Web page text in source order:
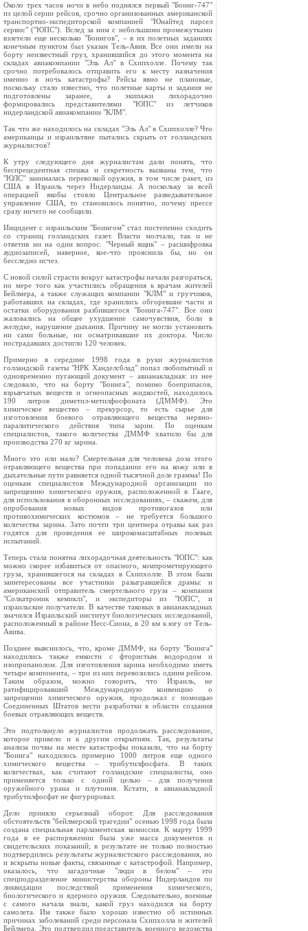
Около трех часов ночи в небо поднялся первый "Боинг-747"
из целой серии рейсов, срочно организованных американской
транспортно-экспедиторской компанией "Юнайтед парсел
сервис" ("ЮПС"). Вслед за ним с небольшими промежутками
взлетели еще несколько "Боингов", – в их полетных заданиях
конечным пунктом был указан Тель-Авив. Все они имели на
борту неизвестный груз, хранившийся до этого момента на
складах авиакомпании "Эль Ал" в Схипхолле. Почему так
срочно потребовалось отправить его к месту назначения
именно в ночь катастрофы? Рейсы явно не плановые,
поскольку стало известно, что полетные карты и задания не
подготовлены заранее, а экипажи лихорадочно
формировались представителями "ЮПС" из летчиков
нидерландской авиакомпании "КЛМ".
Так что же находилось на складах "Эль Ал" в Схипхолле? Что
американцы и израильтяне пытались скрыть от голландских
журналистов?
К утру следующего дня журналистам дали понять, что
беспрецедентная спешка и секретность вызваны тем, что
"ЮЛС" занималась перевозкой оружия, в том числе ракет, из
США в Израиль через Нидерланды. А поскольку за всей
операцией якобы стояло Центральное разведывательное
управление США, то становилось понятно, почему прессе
сразу ничего не сообщили.
Инцидент с израильским "Боингом" стал постепенно сходить
со страниц голландских газет. Власти молчали, так и не
ответив ни на один вопрос. "Черный ящик" – расшифровка
аудиозаписей, наверное, кое-что прояснила бы, но он
бесследно исчез.
С новой силой страсти вокруг катастрофы начали разгораться,
по мере того как участились обращения к врачам жителей
Бейлмера, а также служащих компании "КЛМ" и грузчиков,
работавших на складах, где хранились обгоревшие части и
остатки оборудования разбившегося "Боинга-747". Все они
жаловались на общее ухудшение самочувствия, боли в
желудке, нарушение дыхания. Причину не могли установить
ни сами больные, ни осматривавшие их доктора. Число
пострадавших достигло 120 человек.
Примерно в середине 1998 года в руки журналистов
голландской газеты "НРК Ханделсблад" попал любопытный и
одновременно пугающий документ – авианакладная: из нее
следовало, что на борту "Боинга", помимо боеприпасов,
взрывчатых веществ и огнеопасных жидкостей, находилось
190 литров диметил-метилфосфоната (ДММФ). Это
химическое вещество – прекурсор, то есть сырье для
изготовления боевого отравляющего вещества нервно-
паралитического действия типа зарин. По оценкам
специалистов, такого количества ДММФ хватило бы для
производства 270 кг зарина.
Много это или мало? Смертельная для человека доза этого
отравляющего вещества при попадании его на кожу или в
дыхательные пути равняется одной тысячной доле грамма! По
оценкам специалистов Международной организации по
запрещению химического оружия, расположенной в Гааге,
для использования в оборонных исследованиях, – скажем, для
опробования новых видов противогазов или
противохимических костюмов – не требуется большого
количества зарина. Зато почти три центнера отравы как раз
годятся для проведения ее широкомасштабных полевых
испытаний.
Теперь стала понятна лихорадочная деятельность "ЮПС": как
можно скорее избавиться от опасного, компрометирующего
груза, хранившегося на складах в Схипхолле. В этом были
заинтересованы все участники разыгравшейся драмы: и
американский отправитель смертельного груза – компания
"Солкатроник кемиклз", и экспедиторы из "ЮПС", и
израильские получатели. В качестве таковых в авианакладных
значился Израильский институт биологических исследований,
расположенный в районе Несс-Сиона, в 20 км к югу от Тель-
Авива.
Позднее выяснилось, что, кроме ДММФ, на борту "Боинга"
находились также емкости с фтористым водородом и
изопропанолом. Для изготовления зарина необходимо иметь
четыре компонента, – три из них перевозились одним рейсом.
Таким образом, можно говорить, что Израиль, не
ратифицировавший Международную конвенцию о
запрещении химического оружия, продолжал с помощью
Соединенных Штатов вести разработки в области создания
боевых отравляющих веществ.
Это подтолкнуло журналистов продолжать расследование,
которое привело и к другим открытиям. Так, результаты
анализа почвы на месте катастрофы показали, что на борту
"Боинга" находилось примерно 1000 литров еще одного
химического вещества – трибутилфосфата. В таких
количествах, как считают голландские специалисты, оно
применяется только с одной целью – для получения
оружейного урана и плутония. Кстати, в авианакладной
трибутилфосфат не фигурировал.
Дело приняло серьезный оборот. Для расследования
обстоятельств "бейлмерской трагедии" осенью 1998 года была
создана специальная парламентская комиссия. К марту 1999
года в ее распоряжении была уже масса документов и
свидетельских показаний; в результате не только полностью
подтвердились результаты журналистского расследования, но
и вскрыты новые факты, связанные с катастрофой. Например,
оказалось, что загадочные "люди в белом" – это
спецподразделение министерства обороны Нидерландов по
ликвидации последствий применения химического,
биологического и ядерного оружия. Следовательно, военные
с самого начала знали, какой груз находился на борту
самолета. Им также было хорошо известно об истинных
причинах заболеваний среди персонала Схипхолла и жителей
Бейлмера. Это подтвердил представитель военного ведомства